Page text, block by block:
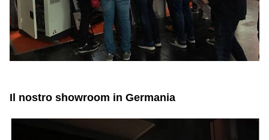
Il nostro showroom in Germania